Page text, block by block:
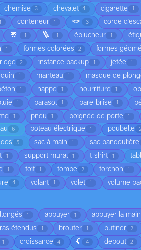
chemise 3 chevalet 4 cigarette 1
1 conteneur 1 🪢 3 corde
🧣 1 🪜 1 éplucheur 1
1 formes colorées 2 formes
2 instance backup 1 jetée 1
1 manteau 1 masque de
1 nappe 1 nourriture 1
1 parasol 1 pare-brise 1
1 pneu 1 poignée de porte 1
6 poteau électrique 1 poubelle 2
5 sac à main 1 sac bandoulière
1 support mural 1 t-shirt 1
1 toit 1 tombe 2 torchon 1
4 volant 1 volet 1 volume
1 appuyer 1 appuyer la
étendus 1 brouter 1 butiner 2
1 croissance 4 💃 4 debout 2